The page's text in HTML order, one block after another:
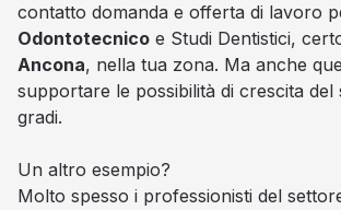
contatto domanda e offerta di lavoro
Odontotecnico e Studi Dentistici,
Ancona, nella tua zona. Ma anche
supportare le possibilità di crescita del
gradi.
Un altro esempio?
Molto spesso i professionisti del